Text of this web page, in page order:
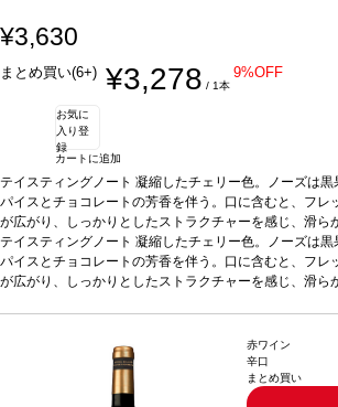
¥3,630
まとめ買い(6+) ¥3,278 / 1本
9%OFF
お気に
入り登
録
カートに追加
テイスティングノート 凝縮したチェリー色。ノーズは
パイスとチョコレートの芳香を伴う。口に含むと、フレ
が広がり、しっかりとしたストラクチャーを感じ、滑ら
ンプラニーリョ*本ヴィンテージが在庫切れの場合、在
は自動的に次のヴィンテージに変更されます、ご了承く
テイスティングノート 凝縮したチェリー色。ノーズは
パイスとチョコレートの芳香を伴う。口に含むと、フレ
が広がり、しっかりとしたストラクチャーを感じ、滑ら
赤ワイン
辛口
まとめ買い